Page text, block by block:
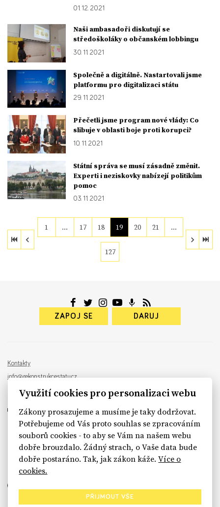
01. 12. 2021
Naši ambasadoři diskutují se
středoškoláky o občanském lobbingu
30. 11. 2021
Společně a digitálně. Nastartovali jsme
platformu pro digitalizaci státu
29. 11. 2021
Přečetli jsme program nové vlády: Co
slibuje v oblasti boje proti korupci?
10. 11. 2021
Státní správa se musí zásadně změnit.
Experti i neziskovky nabízejí politikům
pomoc
03. 11. 2021
1 … 17 18 19 20 21 …
127
ZAPOJ SE DARUJ
Kontakty
info@rekonstrukcestatu.cz
Návrh a vývoj: Sinfin , ilustrace:
sinfin.digital
Využití cookies pro personalizaci webu
Zákony prosazujeme a musíme je taky dodržovat.
Potřebujeme od Vás proto souhlas se zpracováním
souborů cookies - to aby se Vám na našem webu
dobře brouzdalo. Žádný strach, o Vaše data bude
dobře postaráno. Tak, jak zákon káže.Více o
cookies.
PŘIJMOUT VŠE